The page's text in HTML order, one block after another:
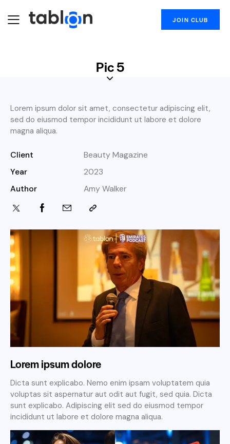
JOIN CLUB
Pic 5
Lorem ipsum dolor sit amet, consectetur adipiscing elit,
sed do eiusmod tempor incididunt ut labore et dolore
magna aliqua.
Client
Beauty Magazine
Year
2023
Author
Amy Walker
Lorem ipsum dolore
Dicta sunt explicabo. Nemo enim ipsam voluptatem quia
voluptas sit aspernatur aut odit aut fugit, sed quia. Dicta
sunt explicabo. Adipiscing elit sed do eiusmod tempor
incididunt ut labore et dolore magna aliqua.